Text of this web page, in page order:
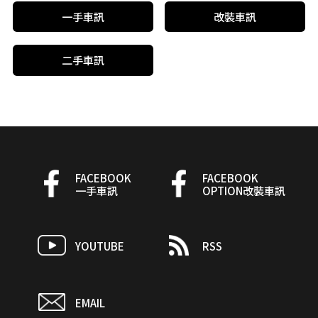
一手車訊 改裝車訊
二手車訊
FACEBOOK
一手車訊
FACEBOOK
OPTION改裝車訊
YOUTUBE RSS
EMAIL